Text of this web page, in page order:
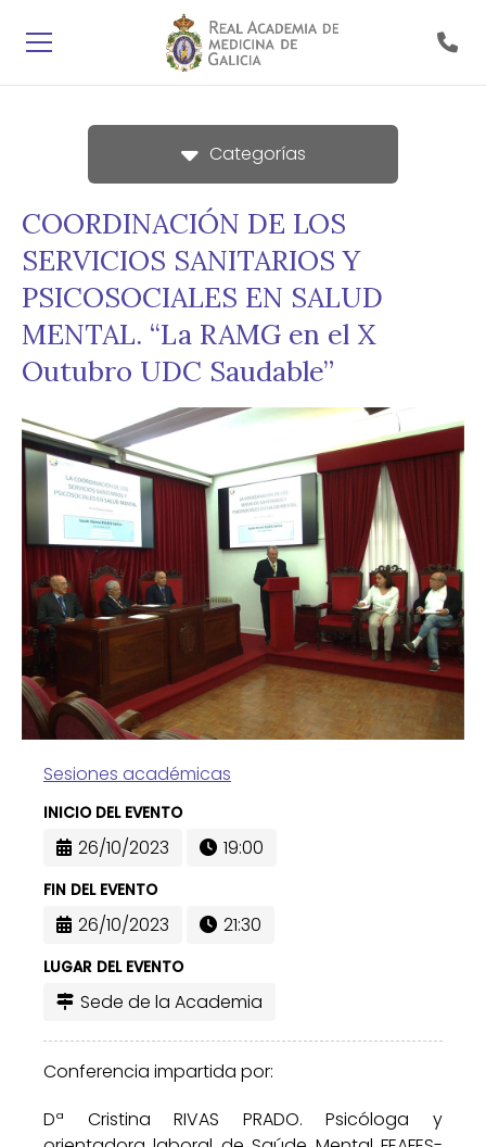
Categorías
COORDINACIÓN DE LOS
SERVICIOS SANITARIOS Y
PSICOSOCIALES EN SALUD
MENTAL. “La RAMG en el X
Outubro UDC Saudable”
Sesiones académicas
INICIO DEL EVENTO
26/10/2023 19:00
FIN DEL EVENTO
26/10/2023 21:30
LUGAR DEL EVENTO
Sede de la Academia
Conferencia impartida por:
Dª Cristina RIVAS PRADO. Psicóloga y